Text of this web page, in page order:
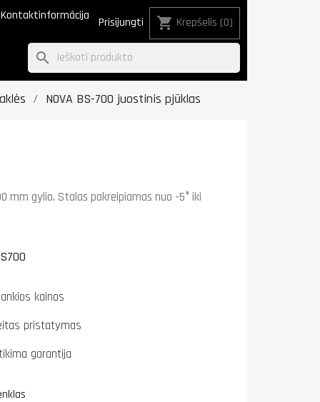
Kontaktinformācija Prisijungti shopping_cart Krepšelis (0)
search
NOVA BS-700 juostinis pjūklas
mm gylio. Stalas pakreipiamas nuo -5° iki
kainos
pristatymas
garantija